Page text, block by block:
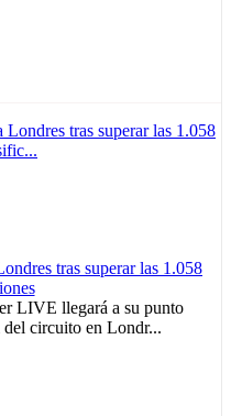
tras superar las 1.058
LIVE llegará a su punto
circuito en Londr...